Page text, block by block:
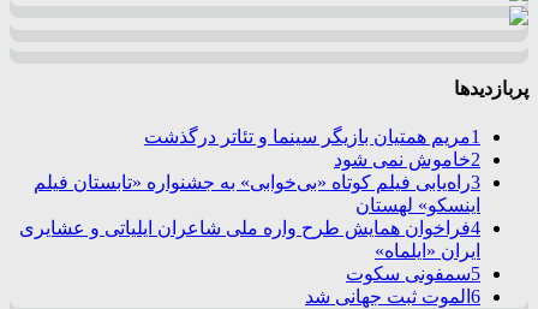
پربازدیدها
1مریم همتیان بازیگر سینما و تئاتر درگذشت
2خاموش نمی شود
3راه‌یابی فیلم کوتاه «بی‌خوابی» به جشنواره «تابستان فیلم
اینسکو» لهستان
4فراخوان همایش طرح واره ملی شاعران ایلیاتی و عشایری
ایران «ایلماه»
5سمفونی سکوت
6 الموت ثبت جهانی شد